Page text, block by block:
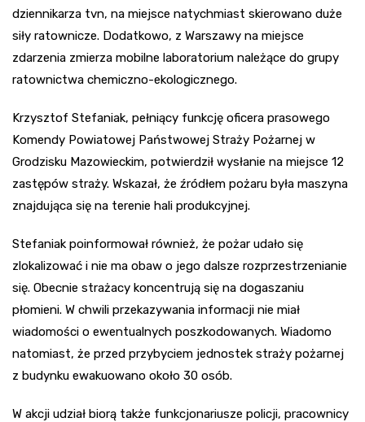
dziennikarza tvn, na miejsce natychmiast skierowano duże
siły ratownicze. Dodatkowo, z Warszawy na miejsce
zdarzenia zmierza mobilne laboratorium należące do grupy
ratownictwa chemiczno-ekologicznego.
Krzysztof Stefaniak, pełniący funkcję oficera prasowego
Komendy Powiatowej Państwowej Straży Pożarnej w
Grodzisku Mazowieckim, potwierdził wysłanie na miejsce 12
zastępów straży. Wskazał, że źródłem pożaru była maszyna
znajdująca się na terenie hali produkcyjnej.
Stefaniak poinformował również, że pożar udało się
zlokalizować i nie ma obaw o jego dalsze rozprzestrzenianie
się. Obecnie strażacy koncentrują się na dogaszaniu
płomieni. W chwili przekazywania informacji nie miał
wiadomości o ewentualnych poszkodowanych. Wiadomo
natomiast, że przed przybyciem jednostek straży pożarnej
z budynku ewakuowano około 30 osób.
W akcji udział biorą także funkcjonariusze policji, pracownicy